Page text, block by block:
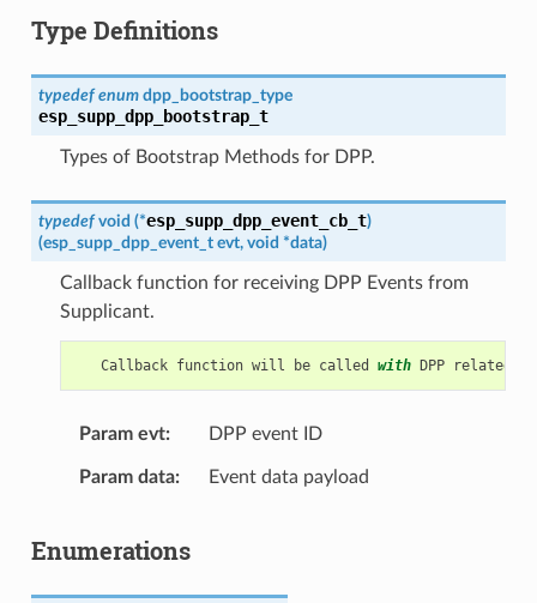
Type Definitions
typedef enum dpp_bootstrap_type
esp_supp_dpp_bootstrap_t
Types of Bootstrap Methods for DPP.
typedef void (*esp_supp_dpp_event_cb_t)
(esp_supp_dpp_event_t evt, void *data)
Callback function for receiving DPP Events from
Supplicant.
Callback function will be called with DPP related
Param evt DPP event ID
Param data Event data payload
Enumerations